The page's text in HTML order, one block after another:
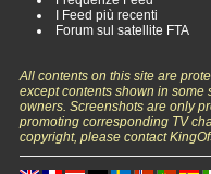
I Feed più recenti
Forum sul satellite FTA
All contents on this site are
except contents shown in
owners. Screenshots are only
promoting corresponding TV
copyright, please contact